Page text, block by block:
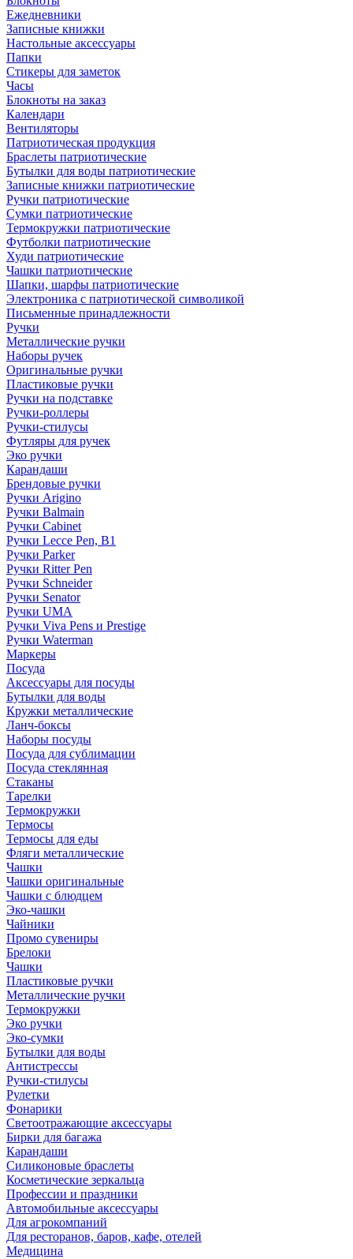
Ежедневники
Записные книжки
Настольные аксессуары
Папки
Стикеры для заметок
Часы
Блокноты на заказ
Календари
Вентиляторы
Патриотическая продукция
Браслеты патриотические
Бутылки для воды патриотические
Записные книжки патриотические
Ручки патриотические
Сумки патриотические
Термокружки патриотические
Футболки патриотические
Худи патриотические
Чашки патриотические
Шапки, шарфы патриотические
Электроника с патриотической символикой
Письменные принадлежности
Ручки
Металлические ручки
Наборы ручек
Оригинальные ручки
Пластиковые ручки
Ручки на подставке
Ручки-роллеры
Ручки-стилусы
Футляры для ручек
Эко ручки
Карандаши
Брендовые ручки
Ручки Arigino
Ручки Balmain
Ручки Cabinet
Ручки Lecce Pen, B1
Ручки Parker
Ручки Ritter Pen
Ручки Schneider
Ручки Senator
Ручки UMA
Ручки Viva Pens и Prestige
Ручки Waterman
Маркеры
Посуда
Аксессуары для посуды
Бутылки для воды
Кружки металлические
Ланч-боксы
Наборы посуды
Посуда для сублимации
Посуда стеклянная
Стаканы
Тарелки
Термокружки
Термосы
Термосы для еды
Фляги металлические
Чашки
Чашки оригинальные
Чашки с блюдцем
Эко-чашки
Чайники
Промо сувениры
Брелоки
Чашки
Пластиковые ручки
Металлические ручки
Термокружки
Эко ручки
Эко-сумки
Бутылки для воды
Антистрессы
Ручки-стилусы
Рулетки
Фонарики
Светоотражающие аксессуары
Бирки для багажа
Карандаши
Силиконовые браслеты
Косметические зеркальца
Профессии и праздники
Автомобильные аксессуары
Для агрокомпаний
Для ресторанов, баров, кафе, отелей
Медицина